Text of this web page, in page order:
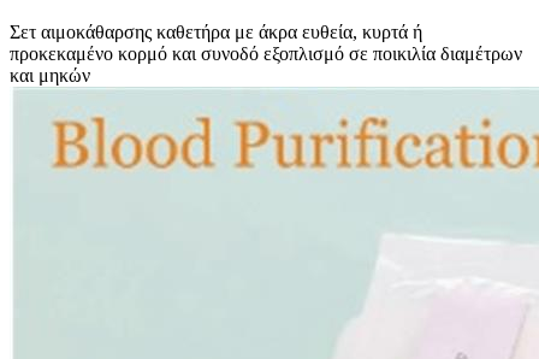
Σετ αιμοκάθαρσης καθετήρα με άκρα ευθεία, κυρτά ή
προκεκαμένο κορμό και συνοδό εξοπλισμό σε ποικιλία διαμέτρων
και μηκών